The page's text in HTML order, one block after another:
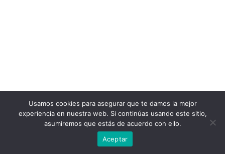
Usamos cookies para asegurar que te damos la mejor
experiencia en nuestra web. Si continúas usando este sitio,
asumiremos que estás de acuerdo con ello.
Aceptar